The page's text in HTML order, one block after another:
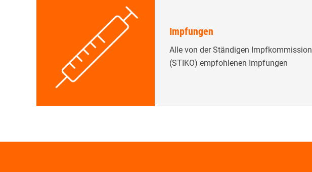
Impfungen
Alle von der Ständigen Impfkommission
(STIKO) empfohlenen Impfungen